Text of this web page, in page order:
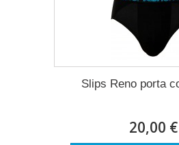
Slips Reno porta
20,00 €